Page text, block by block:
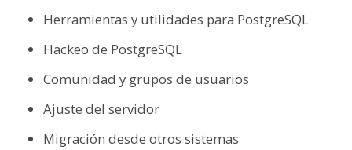
Herramientas y utilidades para PostgreSQL
Hackeo de PostgreSQL
Comunidad y grupos de usuarios
Ajuste del servidor
Migración desde otros sistemas